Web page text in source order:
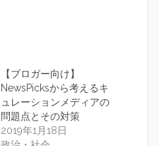
【ブロガー向け】
NewsPicksから考えるキ
ュレーションメディアの
問題点とその対策
2019年1月18日